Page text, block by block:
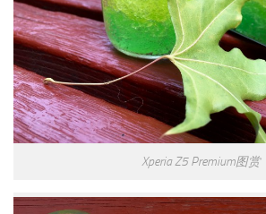
Xperia Z5 Premium图赏